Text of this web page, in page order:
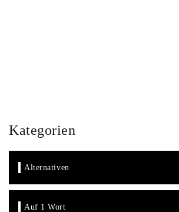
Kategorien
Alternativen
Auf 1 Wort